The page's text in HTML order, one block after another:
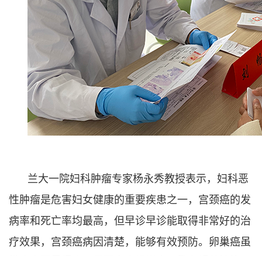
兰大一院妇科肿瘤专家杨永秀教授表示，妇科恶
性肿瘤是危害妇女健康的重要疾患之一，宫颈癌的发
病率和死亡率均最高，但早诊早诊能取得非常好的治
疗效果，宫颈癌病因清楚，能够有效预防。卵巢癌虽